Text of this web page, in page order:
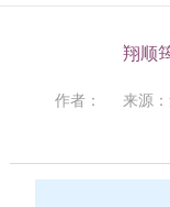
翔顺
作者： 来源：